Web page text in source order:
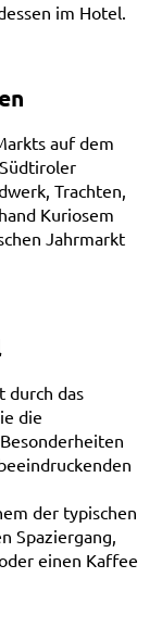
im Hotel.
auf dem
Trachten,
Kuriosem
Jahrmarkt
durch das
die
der typischen
Spaziergang,
einen Kaffee